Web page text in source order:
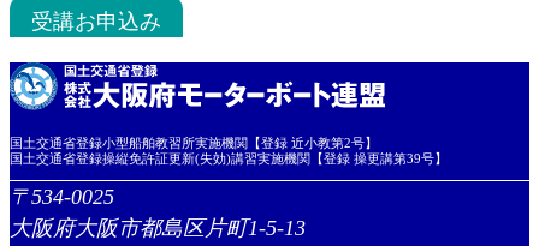
受講お申込み
国土交通省登録小型船舶教習所実施機関【登録 近小教第2号】
国土交通省登録操縦免許証更新(失効)講習実施機関【登録 操更講第39号】
534-0025
大阪府大阪市都島区片町1-5-13